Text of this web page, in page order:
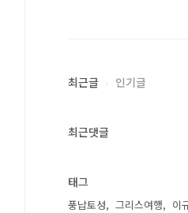
최근글 인기글
최근댓글
태그
풍납토성 그리스여행
이